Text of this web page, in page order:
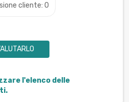
cliente: 0
l'elenco delle